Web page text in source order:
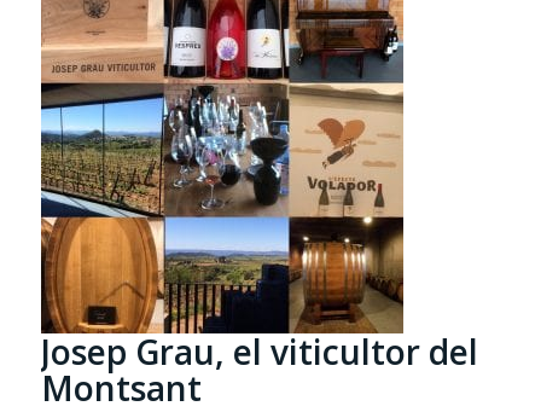
Josep Grau, el viticultor del
Montsant